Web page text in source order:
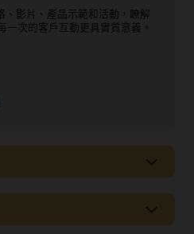
、影片、產品示範和活動，瞭解
次的客戶互動更具實質意義。